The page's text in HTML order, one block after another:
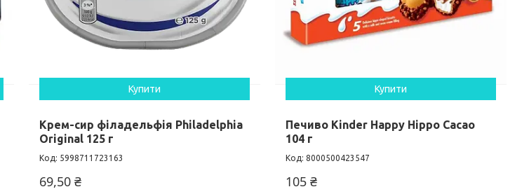
Купити
Крем-сир філадельфія Philadelphia
Original 125 г
5998711723163
69,50 ₴
Купити
Печиво Kinder Happy Hippo Cacao
104 г
8000500423547
105 ₴